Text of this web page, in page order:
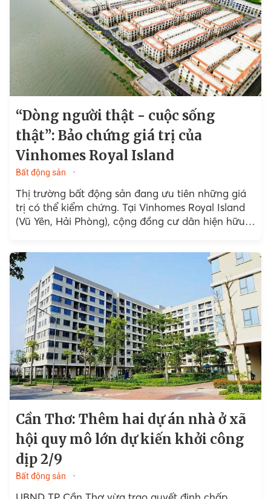
“Dòng người thật - cuộc sống
thật”: Bảo chứng giá trị của
Vinhomes Royal Island
Bất động sản
Thị trường bất động sản đang ưu tiên những giá
trị có thể kiểm chứng. Tại Vinhomes Royal Island
(Vũ Yên, Hải Phòng), cộng đồng cư dân hiện hữu…
Cần Thơ: Thêm hai dự án nhà ở xã
hội quy mô lớn dự kiến khởi công
dịp 2/9
Bất động sản